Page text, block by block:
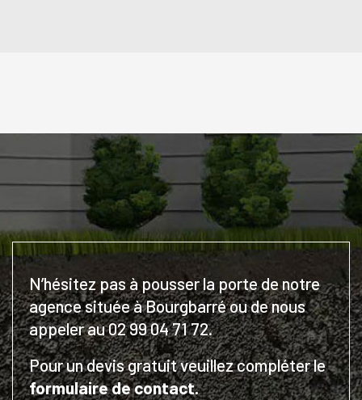
N’hésitez pas à pousser la porte de notre
agence située à Bourgbarré ou de nous
appeler au 02 99 04 71 72.
Pour un devis gratuit veuillez compléter le
formulaire de contact.